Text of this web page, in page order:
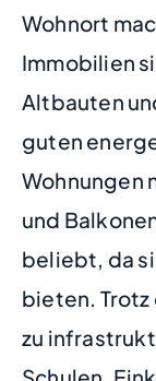
Wohnort
Immobilien
Altbauten
guten
Wohnungen
und
beliebt, da
bieten. Trotz
zu